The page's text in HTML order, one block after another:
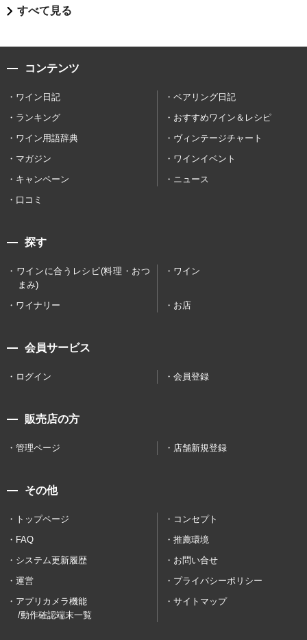
すべて見る
コンテンツ
ワイン日記
ペアリング日記
ランキング
おすすめワイン＆レシピ
ワイン用語辞典
ヴィンテージチャート
マガジン
ワインイベント
キャンペーン
ニュース
口コミ
探す
ワインに合うレシピ(料理・おつ
まみ)
ワイン
ワイナリー お店
会員サービス
ログイン 会員登録
販売店の方
管理ページ 店舗新規登録
その他
トップページ
コンセプト
FAQ
推薦環境
システム更新履歴
お問い合せ
運営
プライバシーポリシー
アプリカメラ機能
/動作確認端末一覧
サイトマップ